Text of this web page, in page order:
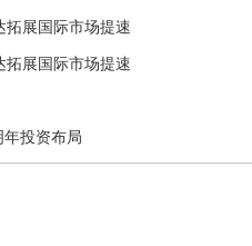
拓展国际市场提速
拓展国际市场提速
投资布局